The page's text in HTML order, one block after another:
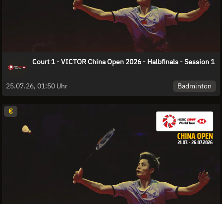
Court 1 - VICTOR China Open 2026 - Halbfinals - Session 1
25.07.26, 01:50 Uhr Badminton
€